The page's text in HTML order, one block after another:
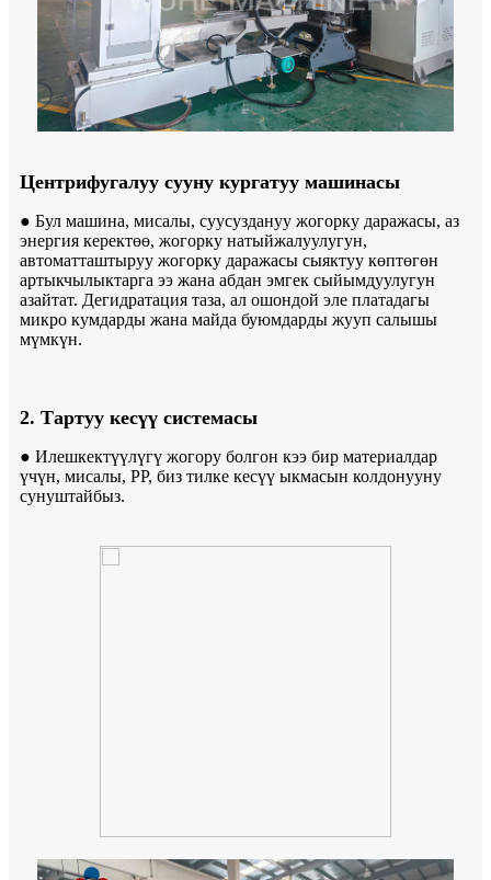
Центрифугалуу сууну кургатуу машинасы
● Бул машина, мисалы, суусуздануу жогорку даражасы, аз
энергия керектөө, жогорку натыйжалуулугун,
автоматташтыруу жогорку даражасы сыяктуу көптөгөн
артыкчылыктарга ээ жана абдан эмгек сыйымдуулугун
азайтат. Дегидратация таза, ал ошондой эле платадагы
микро кумдарды жана майда буюмдарды жууп салышы
мүмкүн.
2. Тартуу кесүү системасы
● Илешкектүүлүгү жогору болгон кээ бир материалдар
үчүн, мисалы, PP, биз тилке кесүү ыкмасын колдонууну
сунуштайбыз.